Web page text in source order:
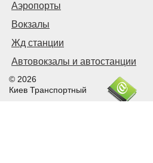
Аэропорты
Вокзалы
Жд станции
Автовокзалы и автостанции
© 2026
Киев Транспортный